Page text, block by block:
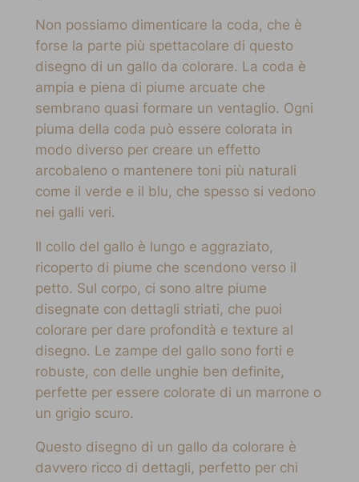
Non possiamo dimenticare la coda, che è
forse la parte più spettacolare di questo
disegno di un gallo da colorare. La coda è
ampia e piena di piume arcuate che
sembrano quasi formare un ventaglio. Ogni
piuma della coda può essere colorata in
modo diverso per creare un effetto
arcobaleno o mantenere toni più naturali
come il verde e il blu, che spesso si vedono
nei galli veri.
Il collo del gallo è lungo e aggraziato,
ricoperto di piume che scendono verso il
petto. Sul corpo, ci sono altre piume
disegnate con dettagli striati, che puoi
colorare per dare profondità e texture al
disegno. Le zampe del gallo sono forti e
robuste, con delle unghie ben definite,
perfette per essere colorate di un marrone o
un grigio scuro.
Questo disegno di un gallo da colorare è
davvero ricco di dettagli, perfetto per chi